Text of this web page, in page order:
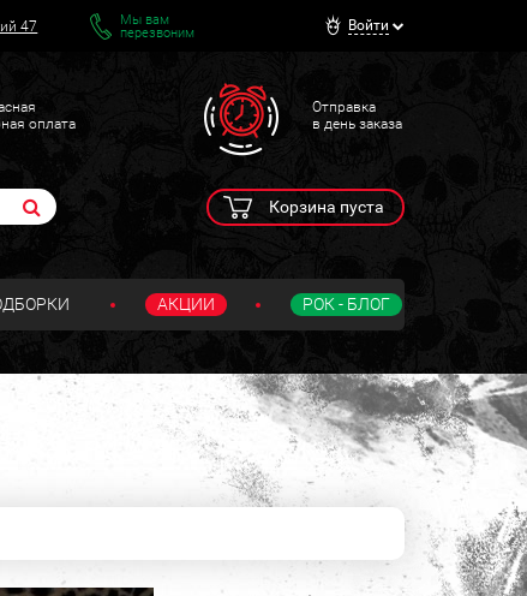
47
Мы вам
перезвоним
Войти
оплата
Отправка
в день заказа
Корзина пуста
АКЦИИ РОК - БЛОГ